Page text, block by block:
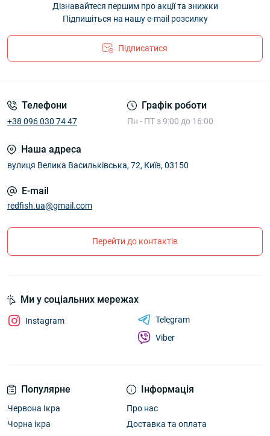
Дізнавайтеся першим про акції та знижки
Підпишіться на нашу e-mail розсилку
Підписатися
Телефони
+38 096 030 74 47
Графік роботи
Пн - ПТ з 9:00 до 16:00
Наша адреса
вулиця Велика Васильківська, 72, Київ, 03150
E-mail
redfish.ua@gmail.com
Перейти до контактів
Популярне
Червона Ікра
Чорна ікра
Інформація
Про нас
Доставка та оплата
Ми у соціальних мережах
Instagram
Telegram
Viber